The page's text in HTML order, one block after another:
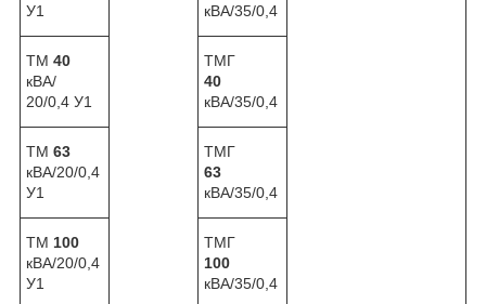
У1
кВА/35/0,4
ТМ 40
кВА/
20/0,4 У1
ТМГ
40
кВА/35/0,4
ТМ 63
кВА/20/0,4
У1
ТМГ
63
кВА/35/0,4
ТМ 100
кВА/20/0,4
У1
ТМГ
100
кВА/35/0,4